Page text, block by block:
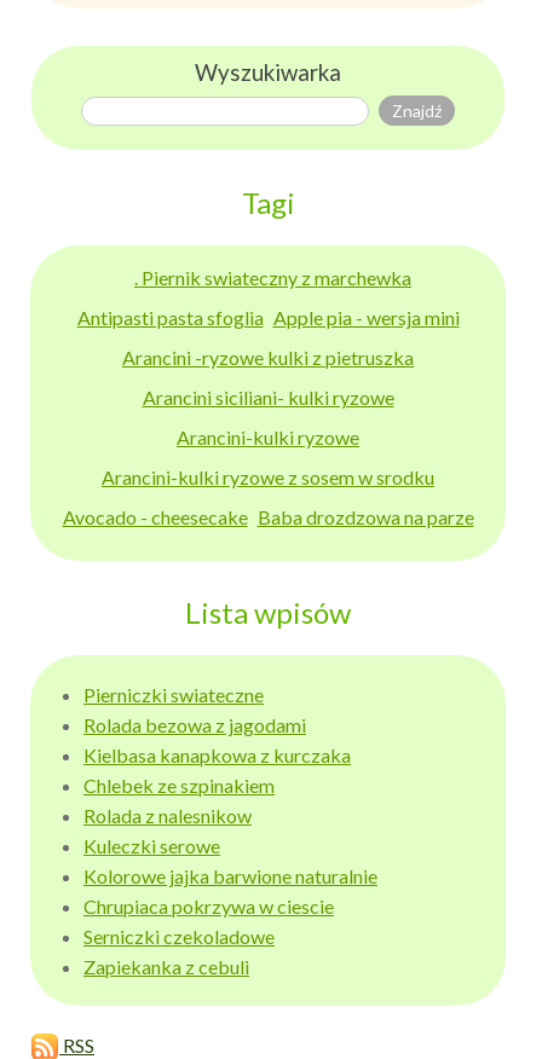
Wyszukiwarka
Tagi
. Piernik swiateczny z marchewka
Antipasti pasta sfoglia Apple pia - wersja mini
Arancini -ryzowe kulki z pietruszka
Arancini siciliani- kulki ryzowe
Arancini-kulki ryzowe
Arancini-kulki ryzowe z sosem w srodku
Avocado - cheesecake Baba drozdzowa na parze
Lista wpisów
Pierniczki swiateczne
Rolada bezowa z jagodami
Kielbasa kanapkowa z kurczaka
Chlebek ze szpinakiem
Rolada z nalesnikow
Kuleczki serowe
Kolorowe jajka barwione naturalnie
Chrupiaca pokrzywa w ciescie
Serniczki czekoladowe
Zapiekanka z cebuli
RSS